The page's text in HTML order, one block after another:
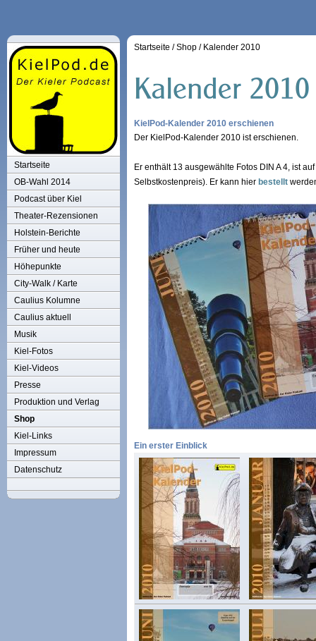
Startseite
OB-Wahl 2014
Podcast über Kiel
Theater-Rezensionen
Holstein-Berichte
Früher und heute
Höhepunkte
City-Walk / Karte
Caulius Kolumne
Caulius aktuell
Musik
Kiel-Fotos
Kiel-Videos
Presse
Produktion und Verlag
Shop
Kiel-Links
Impressum
Datenschutz
Startseite /Shop / Kalender 2010
KielPod-Kalender 2010 erschienen
Der KielPod-Kalender 2010 ist erschienen.
Er enthält 13 ausgewählte Fotos DIN A 4, ist
Selbstkostenpreis). Er kann hier bestellt
Ein erster Einblick